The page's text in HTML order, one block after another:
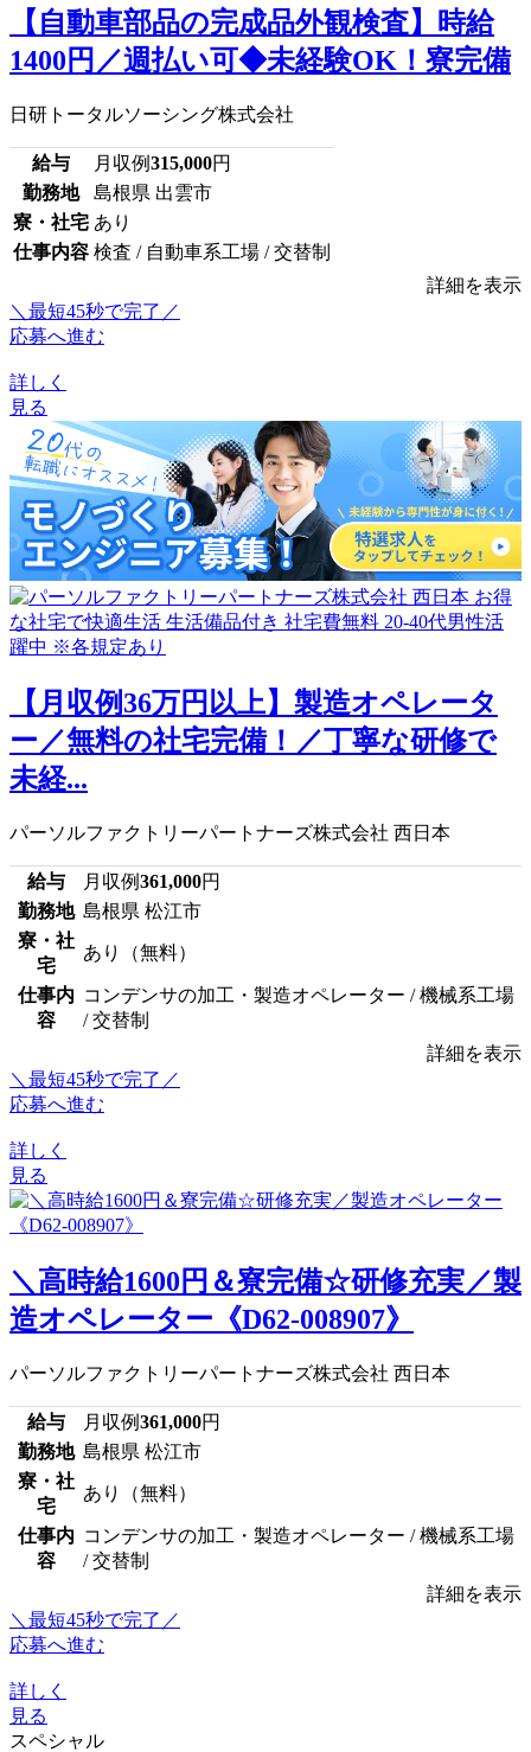
【自動車部品の完成品外観検査】時給
1400円／週払い可◆未経験OK！寮完備
日研トータルソーシング株式会社
給与 月収例315,000円
勤務地
島根県 出雲市
寮・社宅 あり
仕事内容 検査 / 自動車系工場 / 交替制
詳細を表示
＼最短45秒で完了／
応募へ進む
詳しく
見る
【月収例36万円以上】製造オペレータ
ー／無料の社宅完備！／丁寧な研修で
未経...
パーソルファクトリーパートナーズ株式会社 西日本
給与 月収例361,000円
勤務地 島根県 松江市
寮・社
宅
あり（無料）
仕事内
容
コンデンサの加工・製造オペレーター / 機械系工場
/ 交替制
詳細を表示
＼最短45秒で完了／
応募へ進む
詳しく
見る
＼高時給1600円＆寮完備☆研修充実／製
造オペレーター《D62-008907》
パーソルファクトリーパートナーズ株式会社 西日本
給与 月収例361,000円
勤務地 島根県 松江市
寮・社
宅
あり（無料）
仕事内
容
コンデンサの加工・製造オペレーター / 機械系工場
/ 交替制
詳細を表示
＼最短45秒で完了／
応募へ進む
詳しく
見る
スペシャル